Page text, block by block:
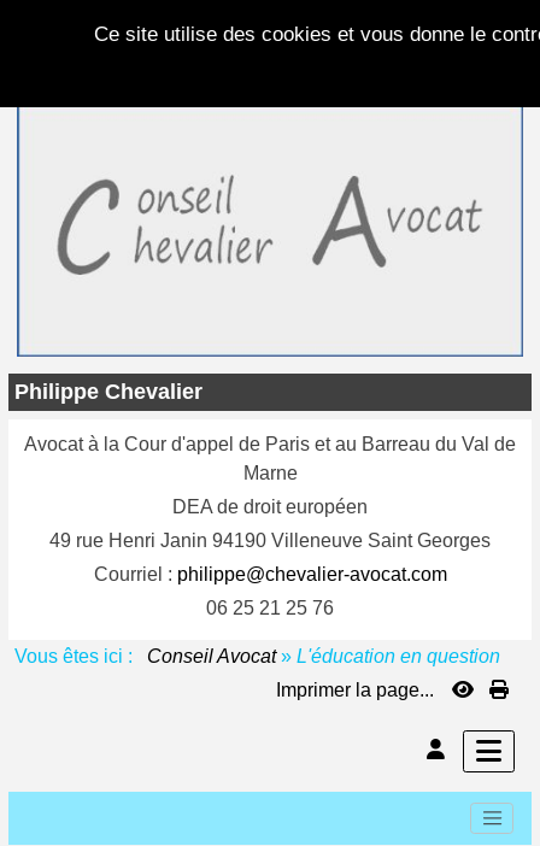
Philippe Chevalier
Avocat à la Cour d'appel de Paris et au Barreau du Val de
Marne
DEA de droit européen
49 rue Henri Janin 94190 Villeneuve Saint Georges
Courriel : philippe@chevalier-avocat.com
06 25 21 25 76
Vous êtes ici : Conseil Avocat» L'éducation en question
Imprimer la page...
Ce site utilise des cookies et vous donne le